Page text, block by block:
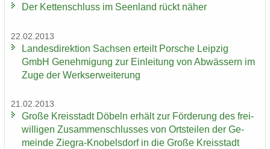
Der Ket­ten­schluss im Se­en­land rückt näher
22.02.2013
Lan­des­di­rek­ti­on Sach­sen er­teilt Por­sche Leip­zig
GmbH Ge­neh­mi­gung zur Ein­lei­tung von Ab­wäs­sern im
Zuge der Werks­er­wei­te­rung
21.02.2013
Große Kreis­stadt Dö­beln er­hält zur För­de­rung des frei­
wil­li­gen Zu­sam­men­schlus­ses von Orts­tei­len der Ge­
mein­de Ziegra-​Knobelsdorf in die Große Kreis­stadt